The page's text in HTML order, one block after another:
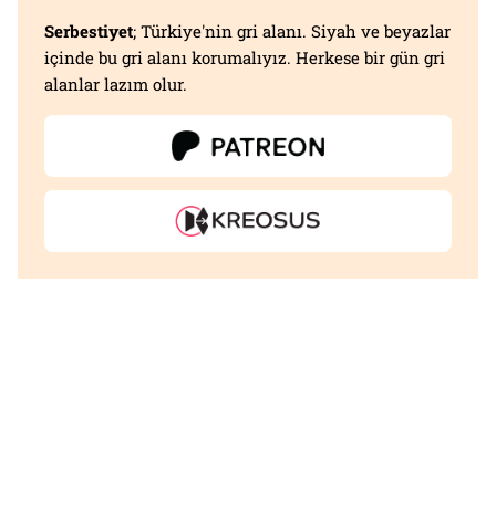
Serbestiyet; Türkiye'nin gri alanı. Siyah ve beyazlar
içinde bu gri alanı korumalıyız. Herkese bir gün gri
alanlar lazım olur.